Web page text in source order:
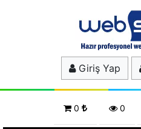
Giriş Yap
0 0